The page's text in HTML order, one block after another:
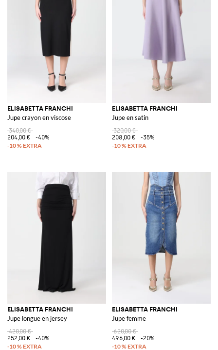
ELISABETTA FRANCHI
Jupe crayon en viscose
340,00 €
204,00 €
-40%
ELISABETTA FRANCHI
Jupe en satin
320,00 €
208,00 €
-35%
ELISABETTA FRANCHI
Jupe longue en jersey
420,00 €
252,00 €
-40%
ELISABETTA FRANCHI
Jupe femme
620,00 €
496,00 €
-20%